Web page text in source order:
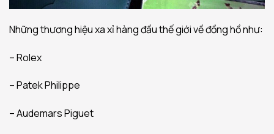
Những thương hiệu xa xỉ hàng đầu thế giới về đồng hồ như:
– Rolex
– Patek Philippe
– Audemars Piguet